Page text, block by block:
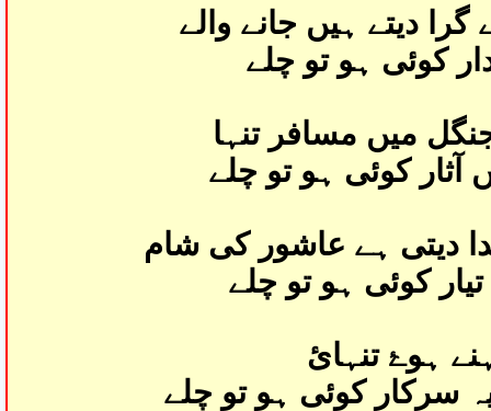
دیتے ہیں جانے والے
کوئی ہو تو چلے
میں مسافر تنہا
کوئی ہو تو چلے
دیتی ہے عاشور کی شام
کوئی ہو تو چلے
ہوۓ تنہائ
کوئی ہو تو چلے